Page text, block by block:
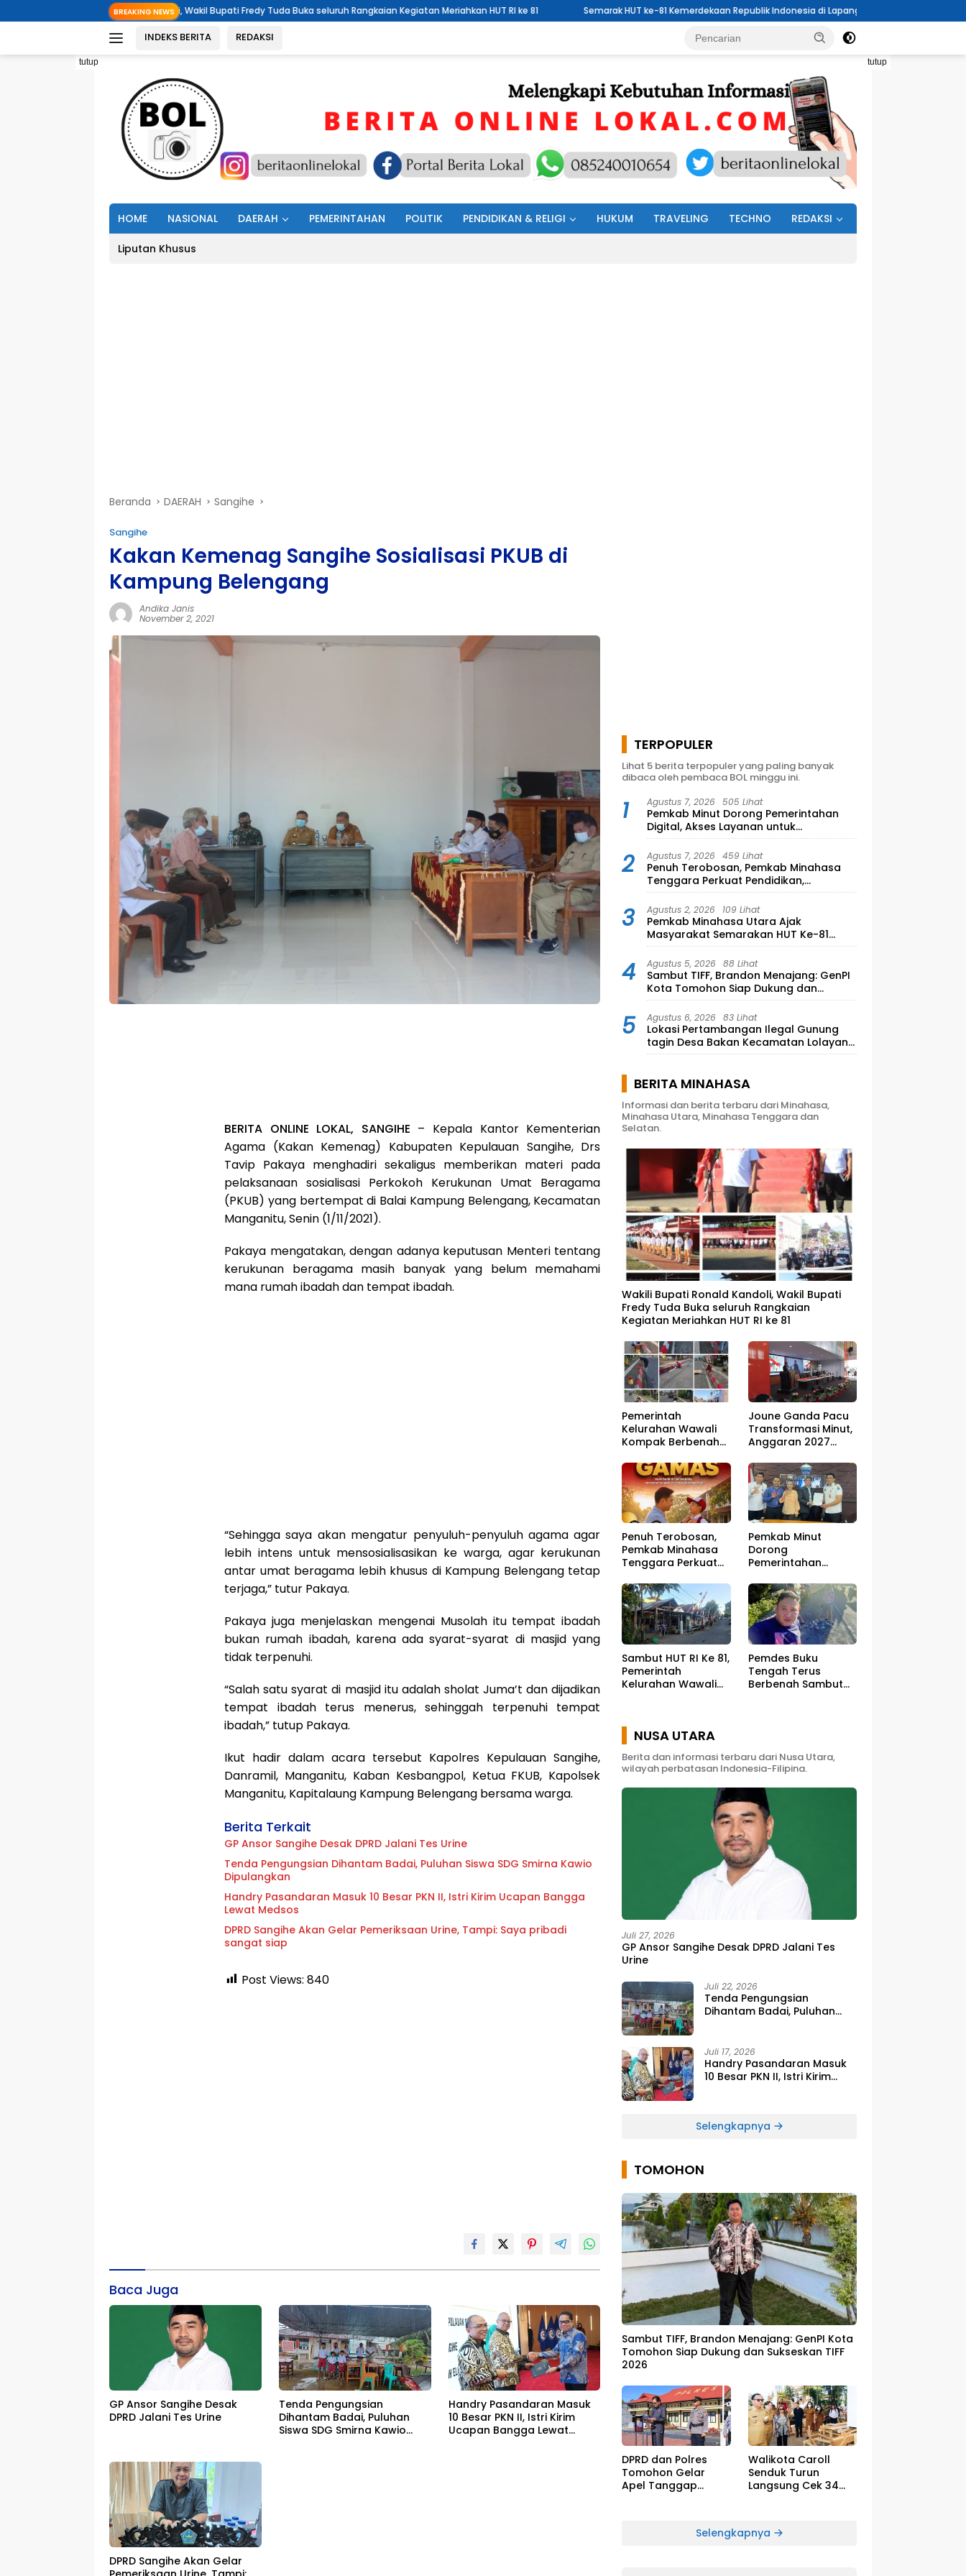
ke
BREAKING NEWS
Ronald Kandoli, Wakil Bupati Fredy Tuda Buka seluruh Rangkaian Kegiatan Meriahkan HUT RI ke 81 Semarak HUT ke-81 Kemerdekaan Republik Indonesia di Lapangan Boki Hotinimbang Kota Kotamobagu
INDEKS BERITA REDAKSI
tutup tutup
HOME NASIONAL DAERAH PEMERINTAHAN POLITIK PENDIDIKAN & RELIGI HUKUM TRAVELING TECHNO REDAKSI
Liputan Khusus
Beranda DAERAH Sangihe
Sangihe
Kakan Kemenag Sangihe Sosialisasi PKUB di
Kampung Belengang
Andika Janis
November 2, 2021
BERITA ONLINE LOKAL, SANGIHE – Kepala Kantor Kementerian
Agama (Kakan Kemenag) Kabupaten Kepulauan Sangihe, Drs
Tavip Pakaya menghadiri sekaligus memberikan materi pada
pelaksanaan sosialisasi Perkokoh Kerukunan Umat Beragama
(PKUB) yang bertempat di Balai Kampung Belengang, Kecamatan
Manganitu, Senin (1/11/2021).
Pakaya mengatakan, dengan adanya keputusan Menteri tentang
kerukunan beragama masih banyak yang belum memahami
mana rumah ibadah dan tempat ibadah.
“Sehingga saya akan mengatur penyuluh-penyuluh agama agar
lebih intens untuk mensosialisasikan ke warga, agar kerukunan
antar umat beragama lebih khusus di Kampung Belengang tetap
terjaga,” tutur Pakaya.
Pakaya juga menjelaskan mengenai Musolah itu tempat ibadah
bukan rumah ibadah, karena ada syarat-syarat di masjid yang
tidak terpenuhi.
“Salah satu syarat di masjid itu adalah sholat Juma’t dan dijadikan
tempat ibadah terus menerus, sehinggah terpenuhi tempat
ibadah,” tutup Pakaya.
Ikut hadir dalam acara tersebut Kapolres Kepulauan Sangihe,
Danramil, Manganitu, Kaban Kesbangpol, Ketua FKUB, Kapolsek
Manganitu, Kapitalaung Kampung Belengang bersama warga.
Berita Terkait
GP Ansor Sangihe Desak DPRD Jalani Tes Urine
Tenda Pengungsian Dihantam Badai, Puluhan Siswa SDG Smirna Kawio
Dipulangkan
Handry Pasandaran Masuk 10 Besar PKN II, Istri Kirim Ucapan Bangga
Lewat Medsos
DPRD Sangihe Akan Gelar Pemeriksaan Urine, Tampi: Saya pribadi
sangat siap
Post Views: 840
Baca Juga
GP Ansor Sangihe Desak
DPRD Jalani Tes Urine
Tenda Pengungsian
Dihantam Badai, Puluhan
Siswa SDG Smirna Kawio
Handry Pasandaran Masuk
10 Besar PKN II, Istri Kirim
Ucapan Bangga Lewat
DPRD Sangihe Akan Gelar
TERPOPULER
Lihat 5 berita terpopuler yang paling banyak
dibaca oleh pembaca BOL minggu ini.
1 Agustus 7, 2026 505 Lihat
Pemkab Minut Dorong Pemerintahan
Digital, Akses Layanan untuk
Masyarakat
2 Agustus 7, 2026 459 Lihat
Penuh Terobosan, Pemkab Minahasa
Tenggara Perkuat Pendidikan,
Pelayanan Publik, dan Kesehatan
3 Agustus 2, 2026 109 Lihat
Pemkab Minahasa Utara Ajak
Masyarakat Semarakan HUT Ke-81
Kemerdekaan RI
4 Agustus 5, 2026 88 Lihat
Sambut TIFF, Brandon Menajang: ​GenPI
Kota Tomohon Siap Dukung dan
Sukseskan TIFF 2026
5 Agustus 6, 2026 83 Lihat
Lokasi Pertambangan Ilegal Gunung
tagin Desa Bakan Kecamatan Lolayan
Kabupaten Bolaang Mongondow di
TIPEDTER MABES POLRI
BERITA MINAHASA
Informasi dan berita terbaru dari Minahasa,
Minahasa Utara, Minahasa Tenggara dan
Selatan.
Wakili Bupati Ronald Kandoli, Wakil Bupati
Fredy Tuda Buka seluruh Rangkaian
Kegiatan Meriahkan HUT RI ke 81
Pemerintah
Kelurahan Wawali
Kompak Berbenah
Joune Ganda Pacu
Transformasi Minut,
Anggaran 2027
Pembangunan
Penuh Terobosan,
Pemkab Minahasa
Tenggara Perkuat
Pelayanan Publik,
dan Kesehatan
Pemkab Minut
Dorong
Pemerintahan
Layanan untuk
Masyarakat
Sambut HUT RI Ke 81,
Pemerintah
Kelurahan Wawali
Pemdes Buku
Tengah Terus
Berbenah Sambut
NUSA UTARA
Berita dan informasi terbaru dari Nusa Utara,
wilayah perbatasan Indonesia-Filipina.
Juli 27, 2026
GP Ansor Sangihe Desak DPRD Jalani Tes
Urine
Juli 22, 2026
Tenda Pengungsian
Dihantam Badai, Puluhan
Juli 17, 2026
Handry Pasandaran Masuk
10 Besar PKN II, Istri Kirim
Selengkapnya
TOMOHON
Sambut TIFF, Brandon Menajang: ​GenPI Kota
Tomohon Siap Dukung dan Sukseskan TIFF
2026
DPRD dan Polres
Tomohon Gelar
Apel Tanggap
Walikota Caroll
Senduk Turun
Langsung Cek 34
Selengkapnya